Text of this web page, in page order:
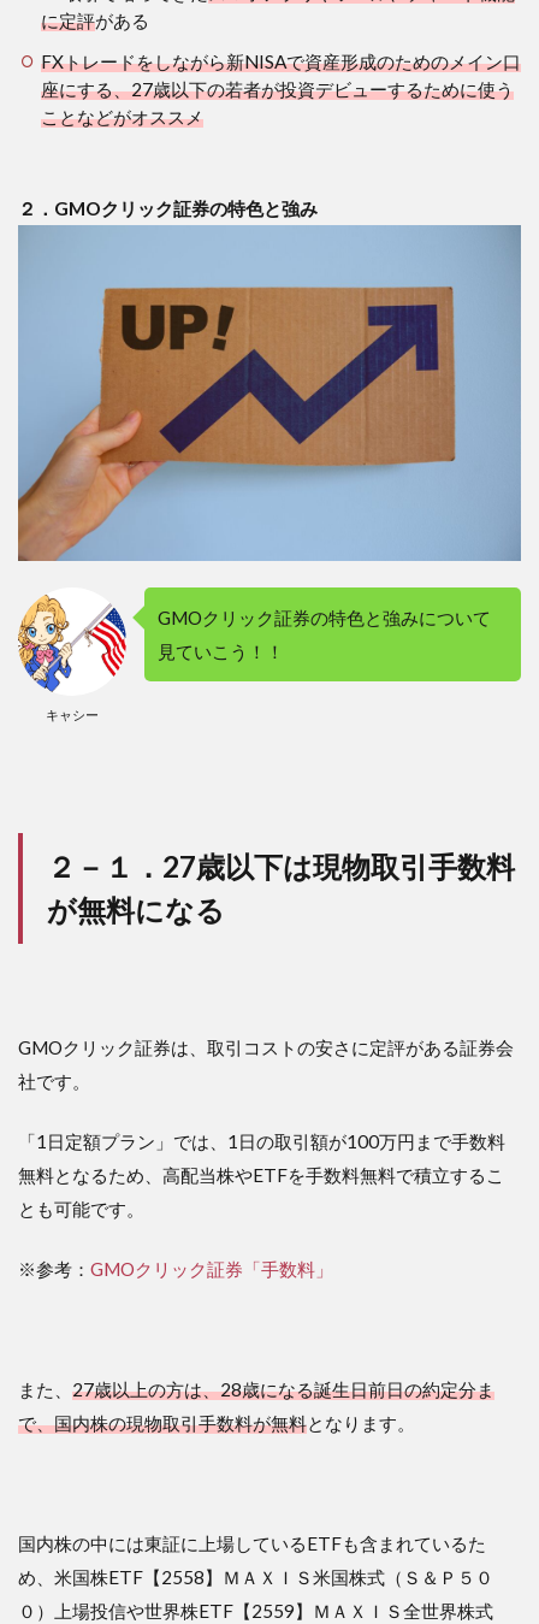
4.1
３－
１．
FXト
レー
ドを
NISA
27歳
以下
の若
者が
投資
デビ
ュー
う
4.3
３．
て使
う
に定評がある
FXトレードをしながら新NISAで資産形成のためのメイン口
座にする、27歳以下の若者が投資デビューするために使う
ことなどがオススメ
２．GMOクリック証券の特色と強み
キャシー
GMOクリック証券の特色と強みについて
見ていこう！！
２－１．27歳以下は現物取引手数料
が無料になる
GMOクリック証券は、取引コストの安さに定評がある証券会
社です。
「1日定額プラン」では、1日の取引額が100万円まで手数料
無料となるため、高配当株やETFを手数料無料で積立するこ
とも可能です。
※参考： GMOクリック証券「手数料」
また、 27歳以上の方は、28歳になる誕生日前日の約定分ま
で、国内株の現物取引手数料が無料となります。
国内株の中には東証に上場しているETFも含まれているた
め、米国株ETF【2558】ＭＡＸＩＳ米国株式（Ｓ＆Ｐ５０
０）上場投信や世界株ETF【2559】ＭＡＸＩＳ全世界株式